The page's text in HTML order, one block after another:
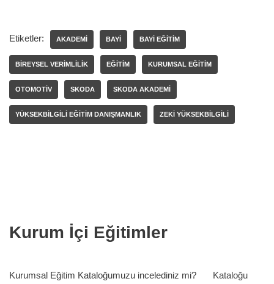
Etiketler: AKADEMI BAYI BAYI EĞITIM
BIREYSEL VERIMLILIK EĞITIM KURUMSAL EĞITIM
OTOMOTIV SKODA SKODA AKADEMI
YÜKSEKBILGILI EĞITIM DANIŞMANLIK ZEKI YÜKSEKBILGILI
Kurum İçi Eğitimler
Kurumsal Eğitim Kataloğumuzu incelediniz mi? Kataloğu